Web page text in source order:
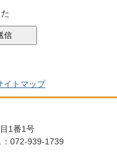
イトマップ
1番1号
：072-939-1739